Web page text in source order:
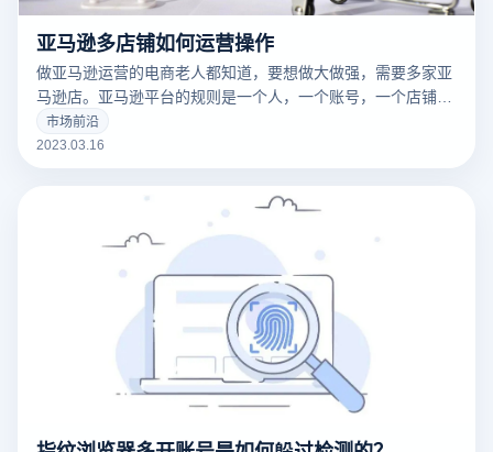
亚马逊多店铺如何运营操作
做亚马逊运营的电商老人都知道，要想做大做强，需要多家亚
马逊店。亚马逊平台的规则是一个人，一个账号，一个店铺。
这样做是为了保护卖家，防止卖家重复销售同样的产品。因为
亚马逊是一个强调产品的平台，而不是商店，也就是“重商品
竟，这是我们国内企业的老套路。当然，这种方式也是我们企
市场前沿
2023.03.16